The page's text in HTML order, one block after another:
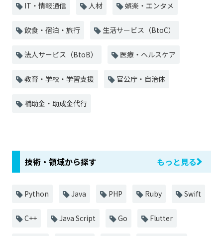
IT・情報通信 人材 娯楽・エンタメ
飲食・宿泊・旅行 生活サービス（BtoC）
法人サービス（BtoB） 医療・ヘルスケア
教育・学校・学習支援 官公庁・自治体
補助金・助成金代行
技術・領域から探す もっと見る
Python Java PHP Ruby Swift
C++ Java Script Go Flutter